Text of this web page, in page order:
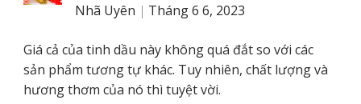
Rated5out
Nhã Uyên
Tháng 6 6, 2023
Giá cả của tinh dầu này không quá đắt so với các
sản phẩm tương tự khác. Tuy nhiên, chất lượng và
hương thơm của nó thì tuyệt vời.